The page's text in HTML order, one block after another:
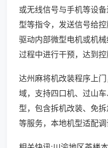
或无线信号与手机等设
型等指令，发送信号给
驱动内部微型电机或机
过程中进行干预，达到控
达州麻将机改装程序上
域，支持四口机、过山
型，包含拆机改装、免
等服务，本地机型适配调